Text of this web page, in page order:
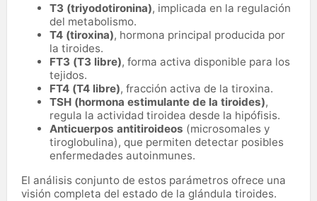
T3 (triyodotironina), implicada en la regulación
del metabolismo.
T4 (tiroxina), hormona principal producida por
la tiroides.
FT3 (T3 libre), forma activa disponible para los
tejidos.
FT4 (T4 libre), fracción activa de la tiroxina.
TSH (hormona estimulante de la tiroides),
regula la actividad tiroidea desde la hipófisis.
Anticuerpos antitiroideos (microsomales y
tiroglobulina), que permiten detectar posibles
enfermedades autoinmunes.
El análisis conjunto de estos parámetros ofrece una
visión completa del estado de la glándula tiroides.